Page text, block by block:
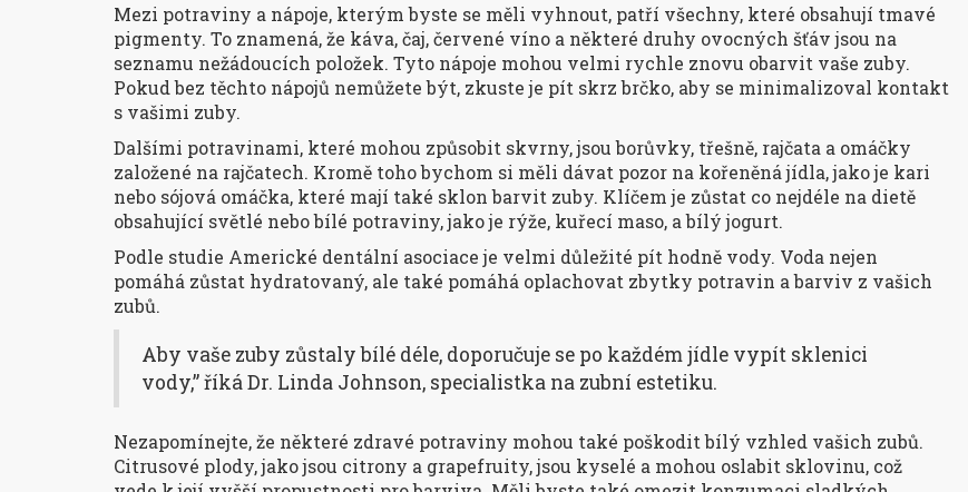
Mezi potraviny a nápoje, kterým byste se měli vyhnout, patří všechny, které obsahují tmavé
pigmenty. To znamená, že káva, čaj, červené víno a některé druhy ovocných šťáv jsou na
seznamu nežádoucích položek. Tyto nápoje mohou velmi rychle znovu obarvit vaše zuby.
Pokud bez těchto nápojů nemůžete být, zkuste je pít skrz brčko, aby se minimalizoval kontakt
s vašimi zuby.
Dalšími potravinami, které mohou způsobit skvrny, jsou borůvky, třešně, rajčata a omáčky
založené na rajčatech. Kromě toho bychom si měli dávat pozor na kořeněná jídla, jako je kari
nebo sójová omáčka, které mají také sklon barvit zuby. Klíčem je zůstat co nejdéle na dietě
obsahující světlé nebo bílé potraviny, jako je rýže, kuřecí maso, a bílý jogurt.
Podle studie Americké dentální asociace je velmi důležité pít hodně vody. Voda nejen
pomáhá zůstat hydratovaný, ale také pomáhá oplachovat zbytky potravin a barviv z vašich
zubů.
Aby vaše zuby zůstaly bílé déle, doporučuje se po každém jídle vypít sklenici
vody,” říká Dr. Linda Johnson, specialistka na zubní estetiku.
Nezapomínejte, že některé zdravé potraviny mohou také poškodit bílý vzhled vašich zubů.
Citrusové plody, jako jsou citrony a grapefruity, jsou kyselé a mohou oslabit sklovinu, což